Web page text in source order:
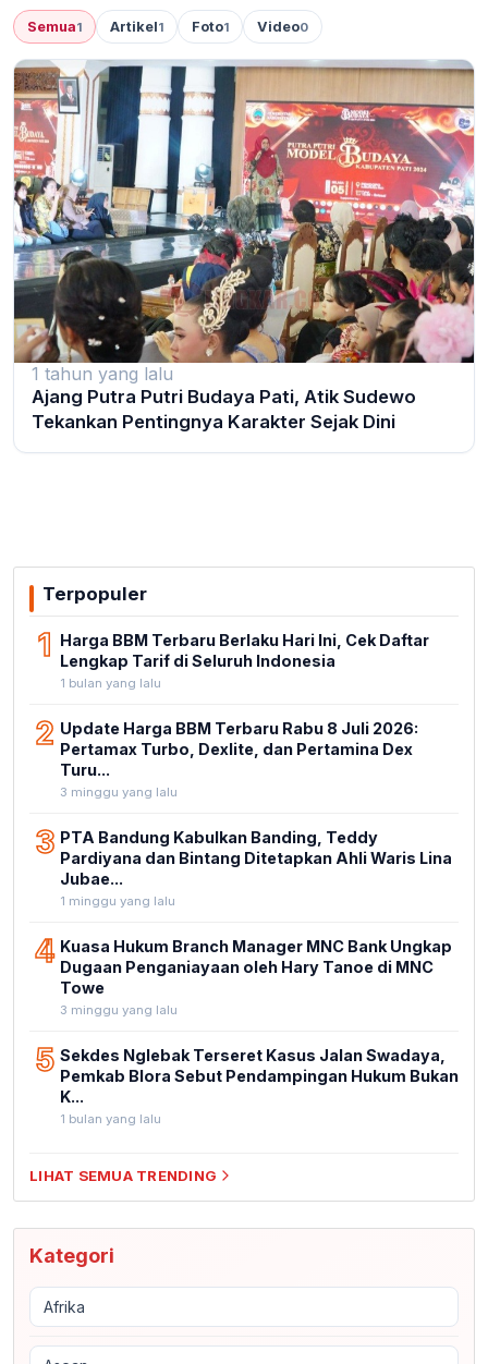
Semua1 Artikel1 Foto1 Video0
1 tahun yang lalu
Ajang Putra Putri Budaya Pati, Atik Sudewo
Tekankan Pentingnya Karakter Sejak Dini
Terpopuler
1 Harga BBM Terbaru Berlaku Hari Ini, Cek Daftar
Lengkap Tarif di Seluruh Indonesia
1 bulan yang lalu
2 Update Harga BBM Terbaru Rabu 8 Juli 2026:
Pertamax Turbo, Dexlite, dan Pertamina Dex
Turu...
3 minggu yang lalu
3 PTA Bandung Kabulkan Banding, Teddy
Pardiyana dan Bintang Ditetapkan Ahli Waris Lina
Jubae...
1 minggu yang lalu
4 Kuasa Hukum Branch Manager MNC Bank Ungkap
Dugaan Penganiayaan oleh Hary Tanoe di MNC
Towe
3 minggu yang lalu
5 Sekdes Nglebak Terseret Kasus Jalan Swadaya,
Pemkab Blora Sebut Pendampingan Hukum Bukan
K...
1 bulan yang lalu
LIHAT SEMUA TRENDING
Kategori
Afrika